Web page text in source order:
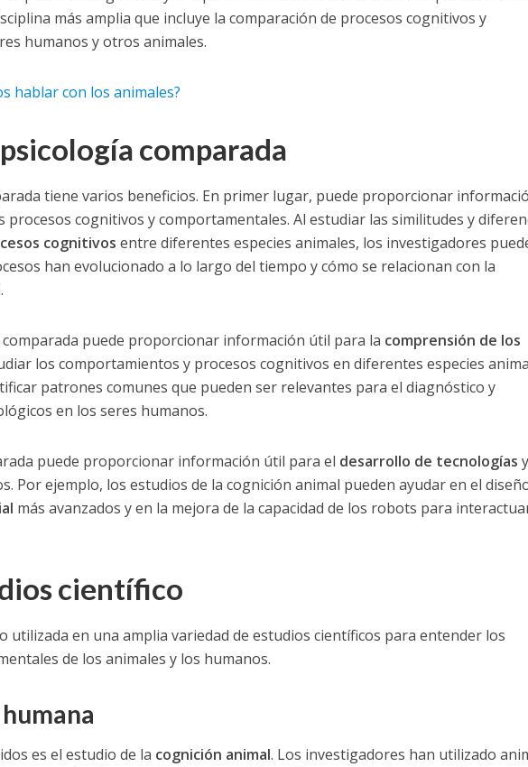
más amplia que incluye la comparación de procesos cognitivos y
humanos y otros animales.
hablar con los animales?
comparada
tiene varios beneficios. En primer lugar, puede proporcionar
procesos cognitivos y comportamentales. Al estudiar las similitudes y
cognitivos entre diferentes especies animales, los investigadores
han evolucionado a lo largo del tiempo y cómo se relacionan con la
puede proporcionar información útil para la comprensión de los
los comportamientos y procesos cognitivos en diferentes especies
patrones comunes que pueden ser relevantes para el diagnóstico y
en los seres humanos.
puede proporcionar información útil para el desarrollo de tecnologías y
Por ejemplo, los estudios de la cognición animal pueden ayudar en el
más avanzados y en la mejora de la capacidad de los robots para
científico
utilizada en una amplia variedad de estudios científicos para entender los
de los animales y los humanos.
es el estudio de la cognición animal. Los investigadores han utilizado